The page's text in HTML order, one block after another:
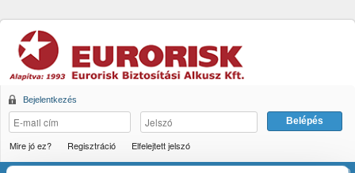
Bejelentkezés
Mire jó ez? Regisztráció Elfelejtett jelszó